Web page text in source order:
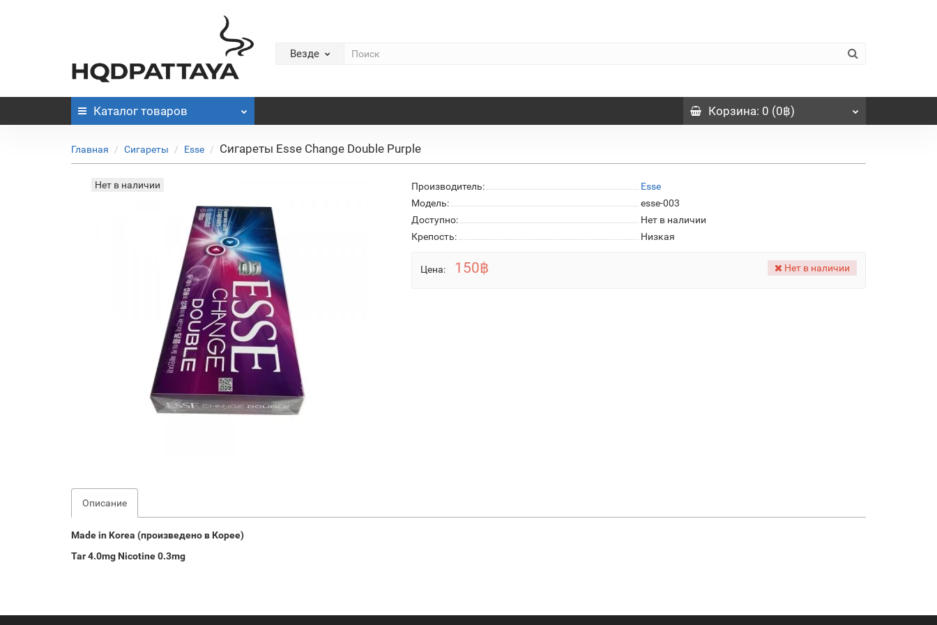
Везде
Каталог товаров Корзина: 0 (0฿)
Главная Сигареты Esse Сигареты Esse Change Double Purple
Нет в наличии Производитель:
Esse
Модель:
esse-003
Доступно:
Нет в наличии
Крепость:
Низкая
Цена: 150฿ Нет в наличии
Описание
Made in Korea (произведено в Корее)
Tar 4.0mg Nicotine 0.3mg